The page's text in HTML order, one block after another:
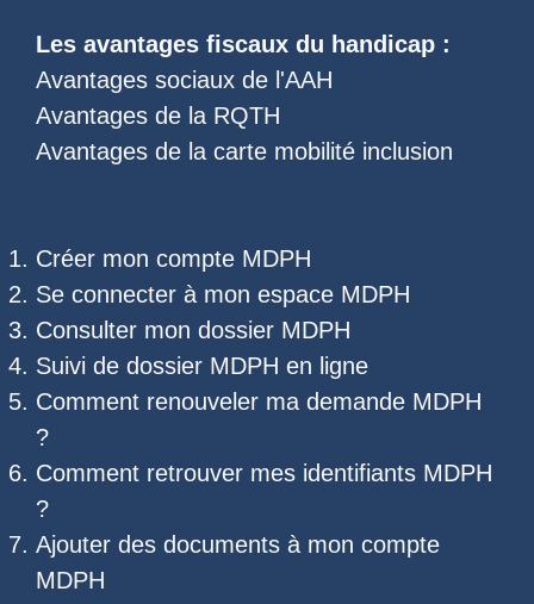
Les avantages fiscaux du handicap :
Avantages sociaux de l'AAH
Avantages de la RQTH
Avantages de la carte mobilité inclusion
Créer mon compte MDPH
Se connecter à mon espace MDPH
Consulter mon dossier MDPH
Suivi de dossier MDPH en ligne
Comment renouveler ma demande MDPH
?
Comment retrouver mes identifiants MDPH
?
Ajouter des documents à mon compte
MDPH